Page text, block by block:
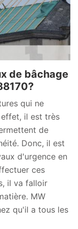
de bâchage
qui ne
il est très
de
Donc, il est
d'urgence en
ces
il va falloir
MW
qu'il a tous les